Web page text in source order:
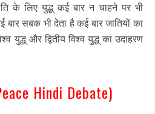
के लिए युद्ध् कई बार न चाहने पर भी
सबक भी देता है कई बार जातियों का
युद्ध् और द्वितीय विश्व युद्ध् का उदाहरण
Hindi Debate)